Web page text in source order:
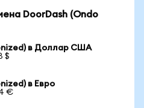
DoorDash (Ondo
в Доллар США
$
в Евро
€